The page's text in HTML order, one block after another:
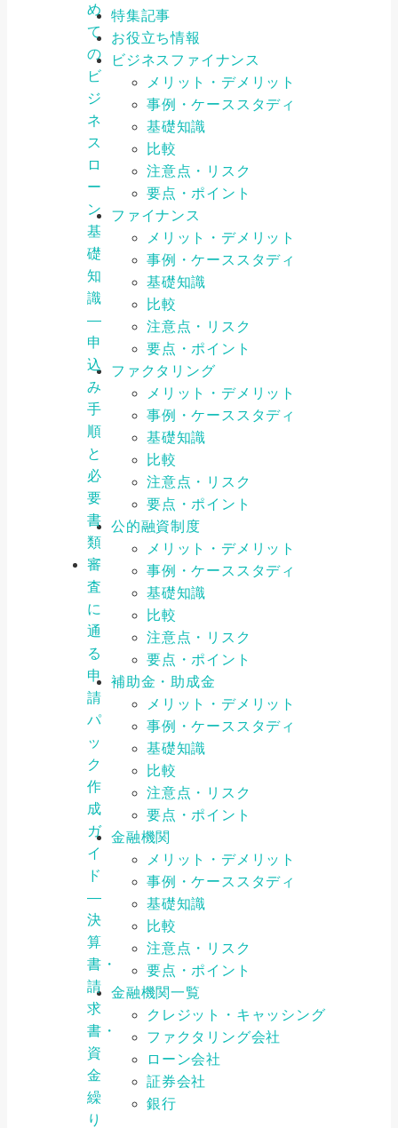
め
て
の
ビ
ジ
ネ
ス
ロ
ー
ン
基
礎
知
識
―
申
込
み
手
順
と
必
要
書
類
審
査
に
通
る
申
請
パ
ッ
ク
作
成
ガ
イ
ド
―
決
算
書・
請
求
書・
資
金
繰
り
特集記事
お役立ち情報
ビジネスファイナンス
メリット・デメリット
事例・ケーススタディ
基礎知識
比較
注意点・リスク
要点・ポイント
ファイナンス
メリット・デメリット
事例・ケーススタディ
基礎知識
比較
注意点・リスク
要点・ポイント
ファクタリング
メリット・デメリット
事例・ケーススタディ
基礎知識
比較
注意点・リスク
要点・ポイント
公的融資制度
メリット・デメリット
事例・ケーススタディ
基礎知識
比較
注意点・リスク
要点・ポイント
補助金・助成金
メリット・デメリット
事例・ケーススタディ
基礎知識
比較
注意点・リスク
要点・ポイント
金融機関
メリット・デメリット
事例・ケーススタディ
基礎知識
比較
注意点・リスク
要点・ポイント
金融機関一覧
クレジット・キャッシング
ファクタリング会社
ローン会社
証券会社
銀行